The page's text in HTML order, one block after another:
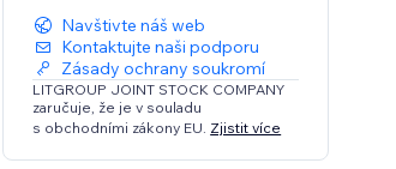
Navštivte náš web
Kontaktujte naši podporu
Zásady ochrany soukromí
LITGROUP JOINT STOCK COMPANY
zaručuje, že je v souladu
s obchodními zákony EU. Zjistit více